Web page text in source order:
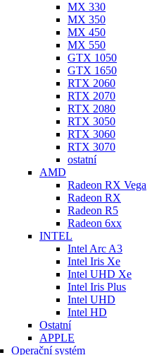
MX 330
MX 350
MX 450
MX 550
GTX 1050
GTX 1650
RTX 2060
RTX 2070
RTX 2080
RTX 3050
RTX 3060
RTX 3070
ostatní
AMD
Radeon RX Vega
Radeon RX
Radeon R5
Radeon 6xx
INTEL
Intel Arc A3
Intel Iris Xe
Intel UHD Xe
Intel Iris Plus
Intel UHD
Intel HD
Ostatní
APPLE
Operační systém